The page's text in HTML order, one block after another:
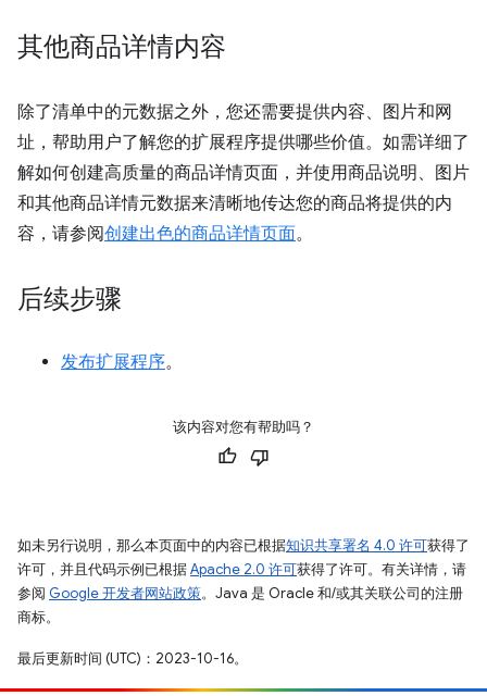
其他商品详情内容
除了清单中的元数据之外，您还需要提供内容、图片和网
址，帮助用户了解您的扩展程序提供哪些价值。如需详细了
解如何创建高质量的商品详情页面，并使用商品说明、图片
和其他商品详情元数据来清晰地传达您的商品将提供的内
容，请参阅创建出色的商品详情页面。
后续步骤
发布扩展程序。
该内容对您有帮助吗？
如未另行说明，那么本页面中的内容已根据知识共享署名 4.0 许可获得了
许可，并且代码示例已根据Apache 2.0 许可获得了许可。有关详情，请
参阅 Google 开发者网站政策。Java 是 Oracle 和/或其关联公司的注册
商标。
最后更新时间 (UTC)：2023-10-16。